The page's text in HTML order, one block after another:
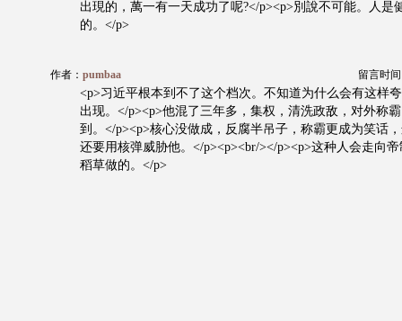
出現的，萬一有一天成功了呢?</p><p>別說不可能。人是
的。</p>
作者： pumbaa 留言时间
<p>习近平根本到不了这个档次。不知道为什么会有这样
出现。</p><p>他混了三年多，集权，清洗政敌，对外称
到。</p><p>核心没做成，反腐半吊子，称霸更成为笑话
还要用核弹威胁他。</p><p><br/></p><p>这种人会走向
稻草做的。</p>